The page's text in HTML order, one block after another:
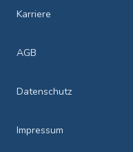
Karriere
AGB
Datenschutz
Impressum